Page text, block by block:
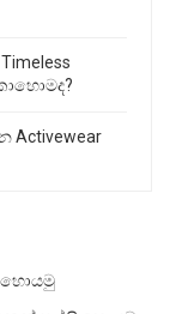
Activewear
හොයමු